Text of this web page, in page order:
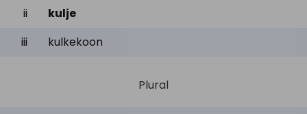
ii
kulje
iii
kulkekoon
Plural